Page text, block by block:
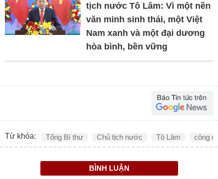
tịch nước Tô Lâm: Vì một nền
văn minh sinh thái, một Việt
Nam xanh và một đại dương
hòa bình, bền vững
Từ khóa: Tổng Bí thư Chủ tịch nước Tô Lâm công
BÌNH LUẬN